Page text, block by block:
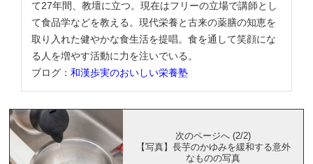
て27年間、教壇に立つ。現在はフリーの立場で講師とし
て食品学などを教える。現代栄養と古来の薬膳の知恵を
取り入れた健やかな食生活を提唱。食を通して笑顔にな
る人を増やす活動に力を注いでいる。
ブログ：和漢歩実のおいしい栄養塾
次のページへ (2/2)
【写真】長芋のかゆみを緩和する意外
なものの写真